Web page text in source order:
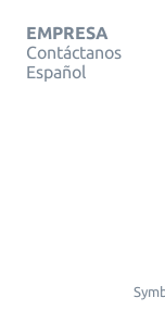
EMPRESA
Contáctanos
Español